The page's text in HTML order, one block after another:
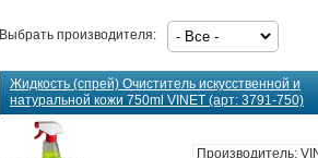
Выбрать производителя:
Жидкость (спрей) Очиститель искусственной и
натуральной кожи 750ml VINET (арт: 3791-750)
Производитель: